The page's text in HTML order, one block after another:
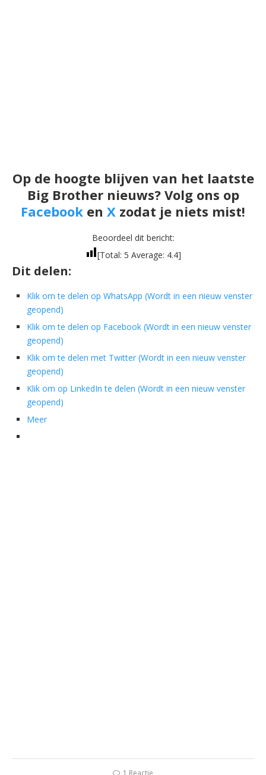
Op de hoogte blijven van het laatste
Big Brother nieuws? Volg ons op
Facebook en X zodat je niets mist!
Beoordeel dit bericht:
[Total: 5 Average: 4.4]
Dit delen:
Klik om te delen op WhatsApp (Wordt in een nieuw venster
geopend)
Klik om te delen op Facebook (Wordt in een nieuw venster
geopend)
Klik om te delen met Twitter (Wordt in een nieuw venster
geopend)
Klik om op LinkedIn te delen (Wordt in een nieuw venster
geopend)
Meer
1 Reactie